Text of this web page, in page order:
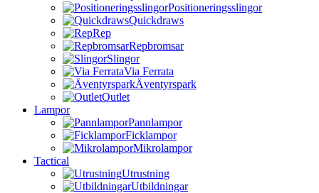
Positioneringsslingor
Quickdraws
Rep
Repbromsar
Slingor
Via Ferrata
Äventyrspark
Outlet
Lampor
Pannlampor
Ficklampor
Mikrolampor
Tactical
Utrustning
Utbildningar